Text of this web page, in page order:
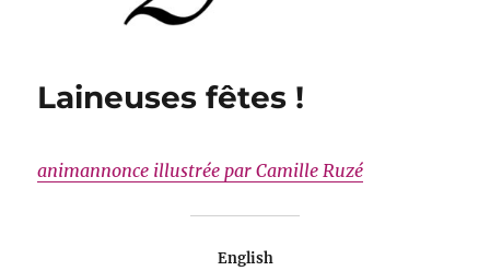
Laineuses fêtes !
animannonce illustrée par Camille Ruzé
English